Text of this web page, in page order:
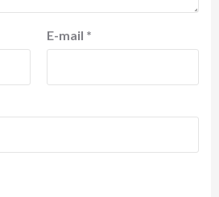
E-mail *